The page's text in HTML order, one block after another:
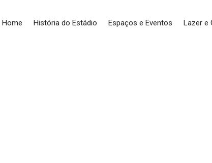
Home História do Estádio Espaços e Eventos Lazer e